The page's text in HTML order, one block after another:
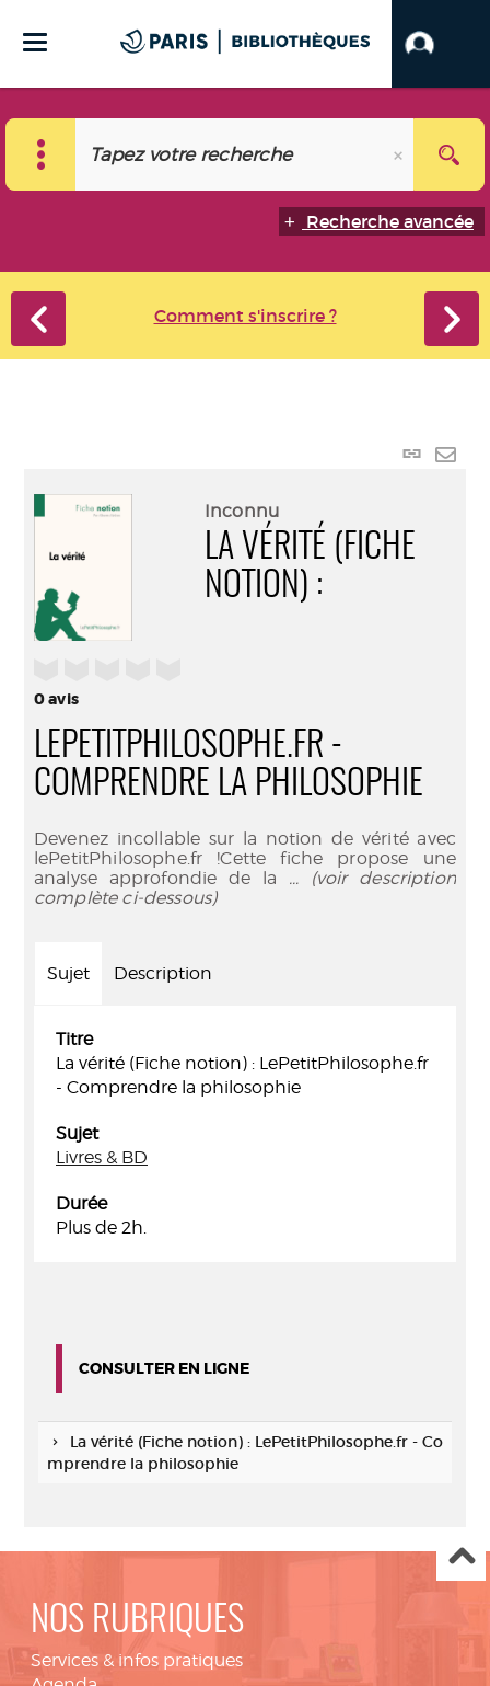
Recherche avancée
Comment s'inscrire ?
Lien
0avis
Inconnu
LA VÉRITÉ (FICHE
NOTION) :
LEPETITPHILOSOPHE.FR -
COMPRENDRE LA PHILOSOPHIE
Devenez incollable sur la notion de vérité avec
lePetitPhilosophe.fr !Cette fiche propose une
analyse approfondie de la ... (voir description
complète ci-dessous)
Sujet Description
Titre
La vérité (Fiche notion) : LePetitPhilosophe.fr
- Comprendre la philosophie
Sujet
Livres & BD
Durée
Plus de 2h.
CONSULTER EN LIGNE
La vérité (Fiche notion) : LePetitPhilosophe.fr - Co
mprendre la philosophie
NOS RUBRIQUES
Services & infos pratiques